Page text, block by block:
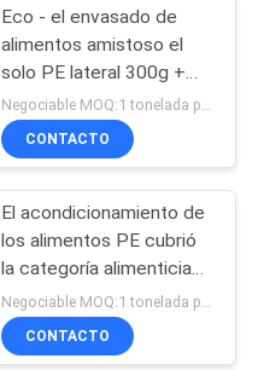
Eco - el envasado de
alimentos amistoso el
solo PE lateral 300g +
15g cubrió el papel de
Kraft
Negociable MOQ:1 tonelada para el tamaño común y 10 toneladas para el tamaño especial
CONTACTO
El acondicionamiento de
los alimentos PE cubrió
la categoría alimenticia
del tablero de papel de
Kraft para las cajas para
llevar
Negociable MOQ:1 tonelada para el tamaño común y 10 toneladas para el tamaño especial
CONTACTO